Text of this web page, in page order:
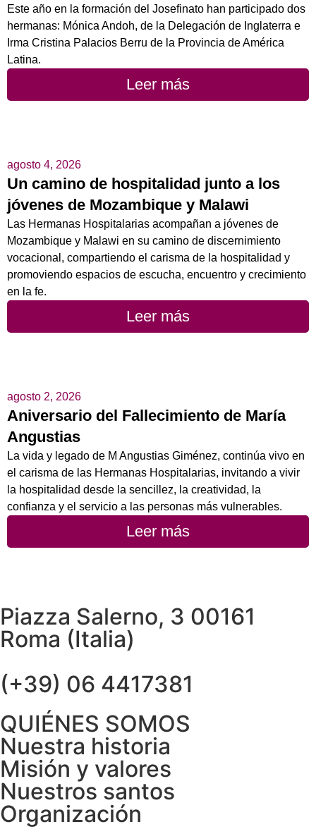
Este año en la formación del Josefinato han participado dos
hermanas: Mónica Andoh, de la Delegación de Inglaterra e
Irma Cristina Palacios Berru de la Provincia de América
Latina.
Leer más
agosto 4, 2026
Un camino de hospitalidad junto a los
jóvenes de Mozambique y Malawi
Las Hermanas Hospitalarias acompañan a jóvenes de
Mozambique y Malawi en su camino de discernimiento
vocacional, compartiendo el carisma de la hospitalidad y
promoviendo espacios de escucha, encuentro y crecimiento
en la fe.
Leer más
agosto 2, 2026
Aniversario del Fallecimiento de María
Angustias
La vida y legado de M Angustias Giménez, continúa vivo en
el carisma de las Hermanas Hospitalarias, invitando a vivir
la hospitalidad desde la sencillez, la creatividad, la
confianza y el servicio a las personas más vulnerables.
Leer más
Piazza Salerno, 3 00161
Roma (Italia)
(+39) 06 4417381
QUIÉNES SOMOS
Nuestra historia
Misión y valores
Nuestros santos
Organización